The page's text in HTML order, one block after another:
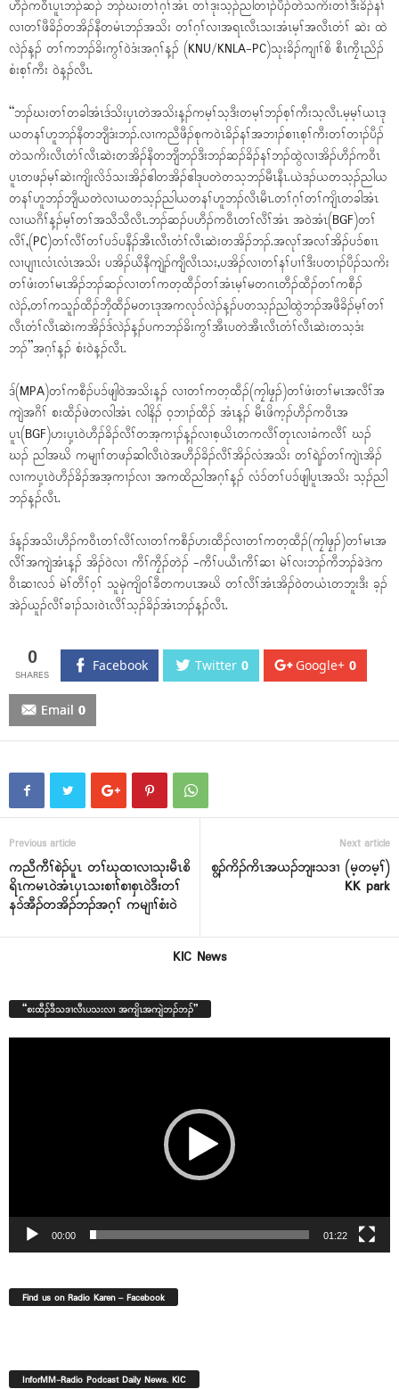
ဟီၣ်ကဝီၤပူၤဘၣ်ဆၣ် ဘၣ်ဃးတၢ်ဂ့ၢ်အံၤ တၢ်ဒုးသ့ၣ်ညါတၢၣ်ပီၣ်တဲသကိးတၢ်ဒီးခိၣ်နၢ်
လၢတၢ်ဖီခိၣ်တအိၣ်နီတမံၤဘၣ်အသိး တၢ်ဂ့ၢ်လၢအရၤလီၤသးအံၤမ့ၢ်အလီၤတံၢ် ဆဲး ထဲ
လဲၣ်န့ၣ် တၢ်ကဘၣ်ခိးကွၢ်ဝဲဒံးအဂ့ၢ်န့ၣ် (KNU/KNLA-PC)သုးခိၣ်ကျၢၢ်စိ စီၤကၠီၤညိၣ်
စံးစ့ၢ်ကီး ဝဲန့ၣ်လီၤ.
“ဘၣ်ဃးတၢ်တခါအံၤဒ်သိးပှၤတဲအသိးန့ၣ်ကမ့ၢ်သ့ဒီးတမ့ၢ်ဘၣ်စ့ၢ်ကီးသ့လီၤ.မ့မ့ၢ်ယၤဒု
ယတနၢ်ဟူဘၣ်နီတဘျီဒံးဘၣ်.လၢကညီဖီၣ်စုကဝဲၤခိၣ်နၢ်အဘၢၣ်စၢၤစ့ၢ်ကီးတၢ်တၢၣ်ပီၣ်
တဲသကိးလီၤတံၢ်လီၤဆဲးတအိၣ်နီတဘျီဘၣ်ဒီးဘၣ်ဆၣ်ခိၣ်နၢ်ဘၣ်ထွဲလၢအိၣ်ဟီၣ်ကဝီၤ
ပူၤတဖၣ်မ့ၢ်ဆဲးကျိးလိၥ်သးအိၣ်ဧါတအိၣ်ဧါဒုပတဲတသ့ဘၣ်မီၤနီၤ.ယဲဒၣ်ယတသ့ၣ်ညါယ
တနၢ်ဟူဘၣ်ဘျီယတဲလၢယတသ့ၣ်ညါယတနၢ်ဟူဘၣ်လီၤမီၤ.တၢ်ဂ့ၢ်တၢ်ကျိၤတခါအံၤ
လၢယဂီၢ်န့ၣ်မ့ၢ်တၢ်အသီသီလီၤ.ဘၣ်ဆၣ်ပဟီၣ်ကဝီၤတၢ်လီၢ်အံၤ အဝဲအံၤ(BGF)တၢ်
လီၢ်,(PC)တၢ်လီၢ်တၢ်ပၥ်ပနီၣ်အီၤလီၤတံၢ်လီၤဆဲးတအိၣ်ဘၣ်.အလုၢ်အလၢ်အိၣ်ပၥ်စၢၤ
လၢပျၢၤလံၤလံၤအသိး ပအိၣ်ယီနီကျဲၣ်ကျီလီၤသး,ပအိၣ်လၢတၢ်နၢ်ပၢၢ်ဒီးပတၢၣ်ပီၣ်သကိး
တၢ်ဖံးတၢ်မၤအိၣ်ဘၣ်ဆၣ်လၢတၢ်ကတ့ထီၣ်တၢ်အံၤမ့ၢ်မတဂၤတီၣ်ထီၣ်တၢ်ကစီၣ်
လဲၣ်,တၢ်ကသူၣ်ထီၣ်ဘှီထီၣ်မတၤဒုအကလုၥ်လဲၣ်န့ၣ်ပတသ့ၣ်ညါထွဲဘၣ်အဖီခိၣ်မ့ၢ်တၢ်
လီၤတံၢ်လီၤဆဲးကအိၣ်ဒ်လဲၣ်န့ၣ်ပကဘၣ်ခိးကွၢ်အီၤပတဲအီၤလီၤတံၢ်လီၤဆဲးတသ့ဒံး
ဘၣ်”အဂ့ၢ်န့ၣ် စံးဝဲန့ၣ်လီၤ.
ဒ်(MPA)တၢ်ကစီၣ်ပၥ်ဖျါဝဲအသိးန့ၣ် လၢတၢ်ကတ့ထီၣ်(ကၠါဖၠၣ်)တၢ်ဖံးတၢ်မၤအလီၢ်အ
ကျဲအဂီၢ် စးထီၣ်ဖဲတလါအံၤ လါနိၣ် ဝ့ဘၢၣ်ထီၣ် အံၤန့ၣ် မီၤဖိက့ၣ်ဟီၣ်ကဝီၤအ
ပူၤ(BGF)ဟးပှ့ၤဝဲဟီၣ်ခိၣ်လီၢ်တအ့ကၢၣ်န့ၣ်လၢစ့ယိၤတကလီၢ်တုၤလၢခံကလီၢ် ဃၣ်
ဃၣ် ညါအဃိ ကမျၢၢ်တဖၣ်ဆါလီၤဝဲအဟီၣ်ခိၣ်လီၢ်အိၣ်လံအသိး တၢ်ရဲၣ်တၢ်ကျဲၤအိၣ်
လၢကပှ့ၤဝဲဟီၣ်ခိၣ်အအ့ကၢၣ်လၢ အကထိညါအဂ့ၢ်န့ၣ် လံၥ်တၢ်ပၥ်ဖျါပူၤအသိး သ့ၣ်ညါ
ဘၣ်န့ၣ်လီၤ.
ဒ်န့ၣ်အသိးဟီၣ်ကဝီၤတၢ်လီၢ်လၢတၢ်ကစီၣ်ဟးထီၣ်လၢတၢ်ကတ့ထီၣ်(ကၠါဖၠၣ်)တၢ်မၤအ
လီၢ်အကျဲအံၤန့ၣ် အိၣ်ဝဲလၢ ကီၢ်ကၠီၣ်တဲၣ် -ကီၢ်ပယီၤကီၢ်ဆၢ မဲၢ်လးဘၣ်ကီဘၣ်ခဲဒဲက
ဝီၤဆၢလၥ် မဲၢ်တီၢ်ဝ့ၢ် သူမှဲကျိဝၢ်ခီတကပၤအဃိ တၢ်လီၢ်အံၤအိၣ်ဝဲတယံၤတဘူးဒီး ခ့ၣ်
အဲၣ်ယူၣ်လီၢ်ခၢၣ်သးဝဲၤလီၢ်သ့ၣ်ခိၣ်အံၤဘၣ်န့ၣ်လီၤ.
0 Facebook Twitter 0 Google+ 0
Email 0
Previous article
ကညီကီၢ်စဲၣ်ပူၤ တၢ်ဃုထၢလၢသုးမီၤစိ
ရိၤကမၤဝဲအံၤပှၤသးစၢၢ်စၢစှၤဝဲဒီးတၢ်
နၥ်အီၣ်တအိၣ်ဘၣ်အဂ့ၢ် ကမျၢၢ်စံးဝဲ
Next article
စွ့ၣ်ကိၣ်ကိၤအယၣ်ဘျးသဒၢ (မ့တမ့ၢ်)
KK park
KIC News
“စးထီၣ်ဒီသဒၢလီၤပသးလၢ အကျိၤအကျဲဘၣ်ဘၣ်”
00:00 01:22
Find us on Radio Karen – Facebook
InforMM-Radio Podcast Daily News. KIC